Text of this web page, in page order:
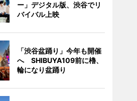
ー」デジタル版、渋谷でリ
バイバル上映
「渋谷盆踊り」今年も開催
へ SHIBUYA109前に櫓、
輪になり盆踊り